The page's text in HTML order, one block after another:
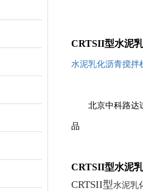
CRTSII型水泥
水泥乳化沥青搅拌
北京中科路达
品
CRTSII型水泥
CRTSII型水泥乳